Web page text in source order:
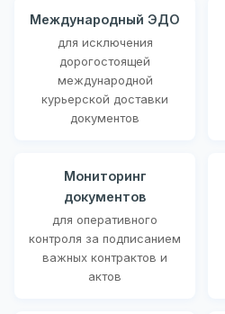
Международный ЭДО
для исключения
дорогостоящей
международной
курьерской доставки
документов
Мониторинг
документов
для оперативного
контроля за подписанием
важных контрактов и
актов